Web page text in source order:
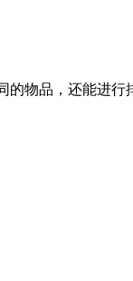
物品，还能进